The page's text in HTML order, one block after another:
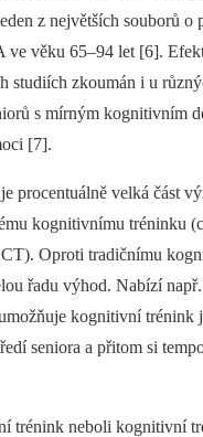
z největších souborů o
ve věku 65–94 let [6].
studiích zkoumán i u
s mírným kognitivním
[7].
procentuálně velká část
kognitivnímu tréninku
Oproti tradičnímu
řadu výhod. Nabízí
kognitivní trénink
seniora a přitom si
trénink neboli kognitivní